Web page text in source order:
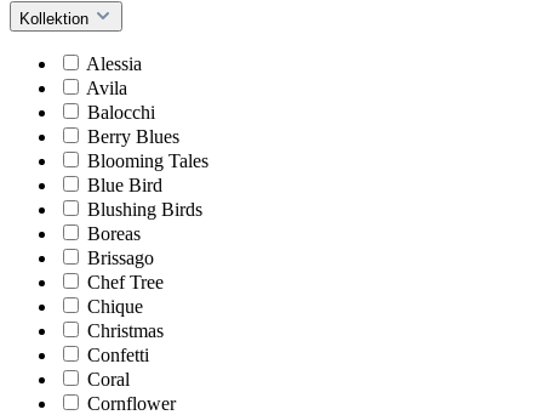
Kollektion
Alessia
Avila
Balocchi
Berry Blues
Blooming Tales
Blue Bird
Blushing Birds
Boreas
Brissago
Chef Tree
Chique
Christmas
Confetti
Coral
Cornflower